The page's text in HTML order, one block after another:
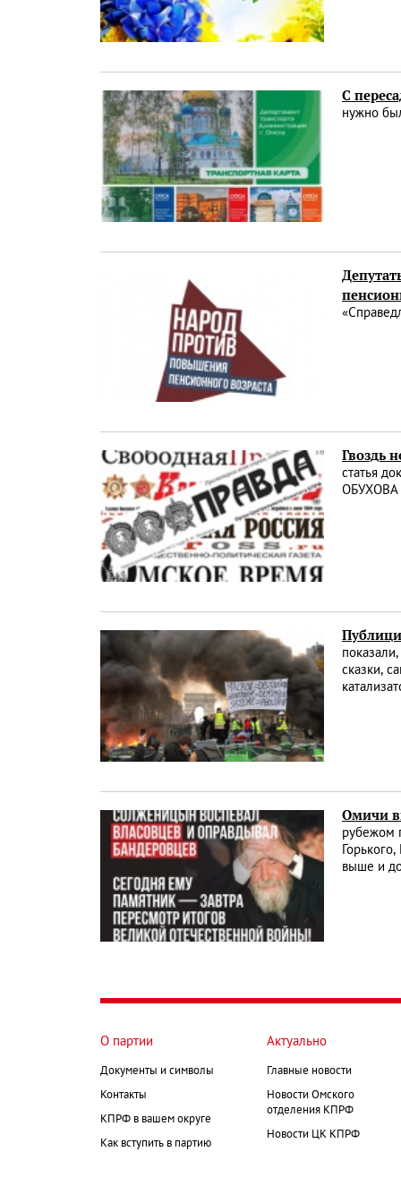
С
нужно
Гвоздь
статья
ОБУХОВА
сказки,
Омичи
рубежом
выше и
О партии
Документы и символы
Контакты
КПРФ в вашем округе
Как вступить в партию
Актуально
Главные новости
Новости Омского
отделения КПРФ
Новости ЦК КПРФ